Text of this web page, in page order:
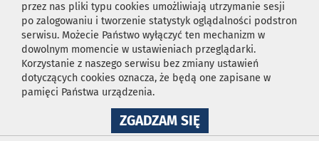
przez nas pliki typu cookies umożliwiają utrzymanie sesji
po zalogowaniu i tworzenie statystyk oglądalności podstron
serwisu. Możecie Państwo wyłączyć ten mechanizm w
dowolnym momencie w ustawieniach przeglądarki.
Korzystanie z naszego serwisu bez zmiany ustawień
dotyczących cookies oznacza, że będą one zapisane w
pamięci Państwa urządzenia.
ZGADZAM SIĘNA
WYKORZYSTANIE